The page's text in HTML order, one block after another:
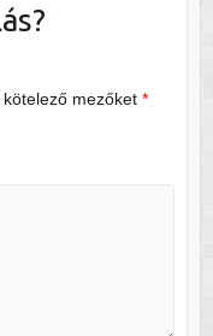
kötelező mezőket *